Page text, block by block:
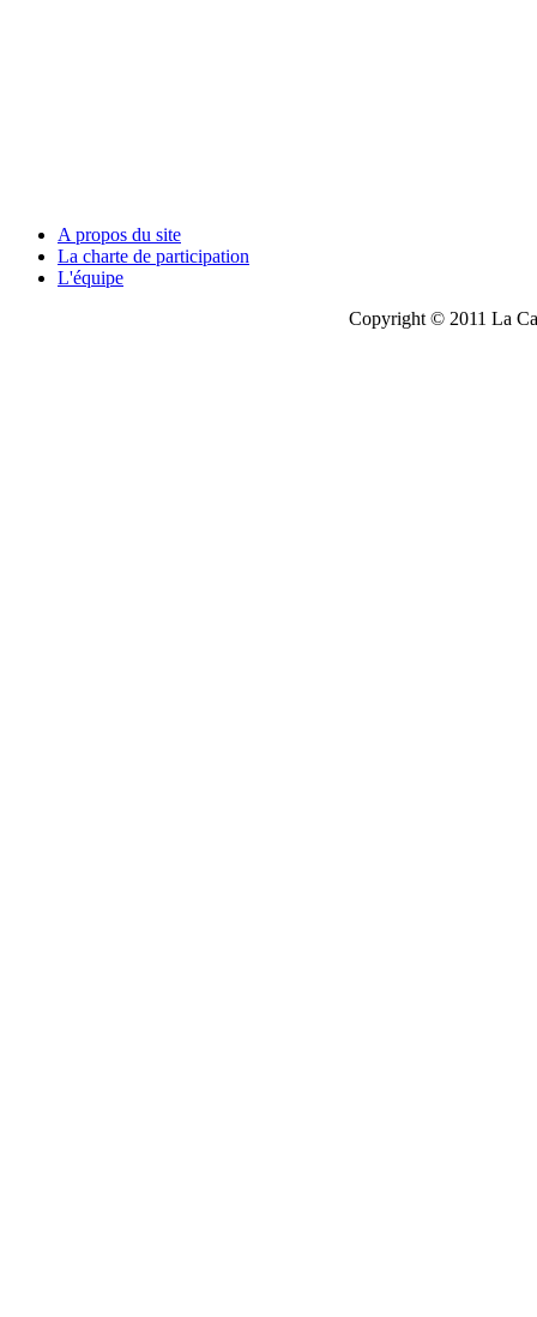
A propos du site
La charte de participation
L'équipe
Copyright © 2011 La